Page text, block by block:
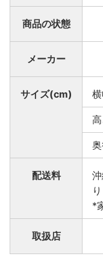
商品の状態
メーカー
サイズ(cm)
配送料
*
取扱店